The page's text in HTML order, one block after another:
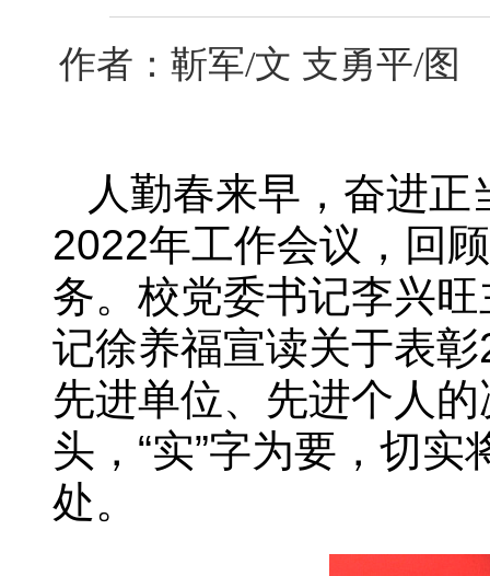
作者：靳军/文 支勇平/
人勤春来早，奋进
2022年工作会议，回
务。校党委书记李兴
记徐养福宣读关于表
先进单位、先进个人
头，“实”字为要，切
处。